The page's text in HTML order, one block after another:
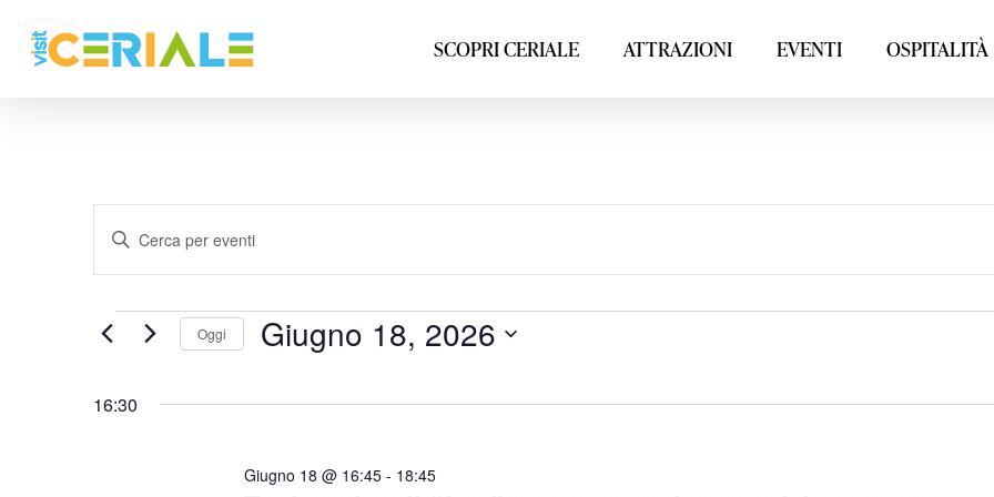
contenuto
SCOPRI CERIALE ATTRAZIONI EVENTI OSPITALITÀ
Inserisci
Cerca
Eventi
Chiave.
Eventi
Oggi Giugno 18, 2026
16:30
Giugno 18 @ 16:45- 18:45